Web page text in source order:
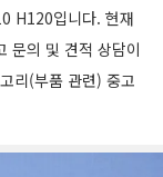
H120입니다. 현재
문의 및 견적 상담이
리(부품 관련) 중고